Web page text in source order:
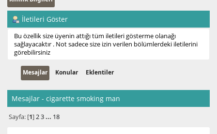
İletileri Göster
Bu özellik size üyenin attığı tüm iletileri gösterme olanağı
sağlayacaktır . Not sadece size izin verilen bölümlerdeki iletilerini
görebilirsiniz
Mesajlar Konular Eklentiler
Mesajlar - cigarette smoking man
Sayfa: [1]2 3 ... 18